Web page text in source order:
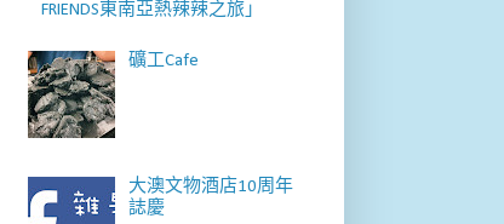
FRIENDS東南亞熱辣辣之旅」
礦工Cafe
大澳文物酒店10周年
誌慶